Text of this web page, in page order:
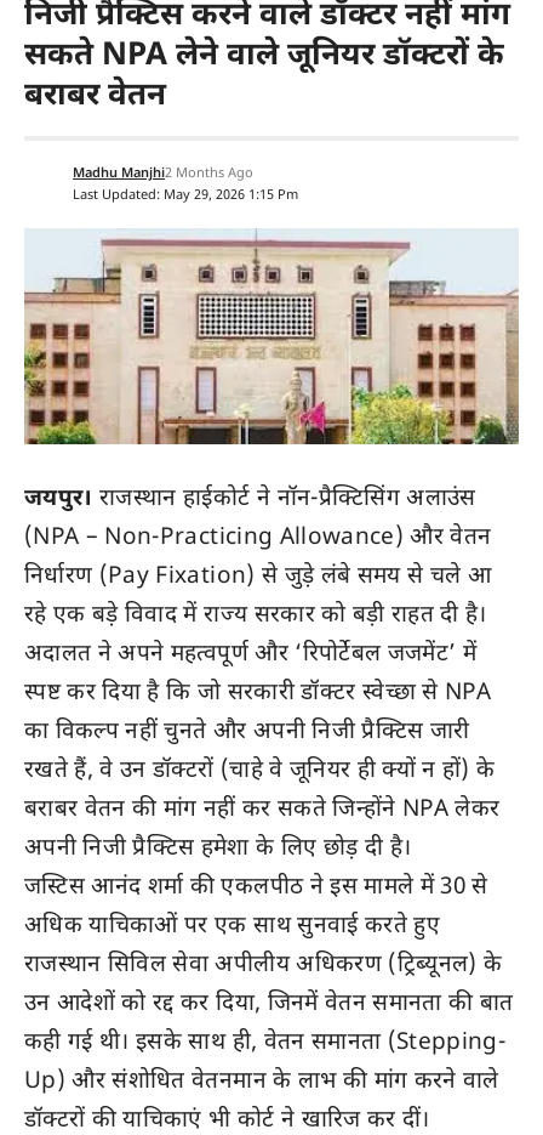
निजी प्रैक्टिस करने वाले डॉक्टर नहीं मांग
सकते NPA लेने वाले जूनियर डॉक्टरों के
बराबर वेतन
Last Updated: May 29, 2026 1:15 Pm
Madhu Manjhi2 Months Ago
जयपुर। राजस्थान हाईकोर्ट ने नॉन-प्रैक्टिसिंग अलाउंस
(NPA – Non-Practicing Allowance) और वेतन
निर्धारण (Pay Fixation) से जुड़े लंबे समय से चले आ
रहे एक बड़े विवाद में राज्य सरकार को बड़ी राहत दी है।
अदालत ने अपने महत्वपूर्ण और ‘रिपोर्टेबल जजमेंट’ में
स्पष्ट कर दिया है कि जो सरकारी डॉक्टर स्वेच्छा से NPA
का विकल्प नहीं चुनते और अपनी निजी प्रैक्टिस जारी
रखते हैं, वे उन डॉक्टरों (चाहे वे जूनियर ही क्यों न हों) के
बराबर वेतन की मांग नहीं कर सकते जिन्होंने NPA लेकर
अपनी निजी प्रैक्टिस हमेशा के लिए छोड़ दी है।
जस्टिस आनंद शर्मा की एकलपीठ ने इस मामले में 30 से
अधिक याचिकाओं पर एक साथ सुनवाई करते हुए
राजस्थान सिविल सेवा अपीलीय अधिकरण (ट्रिब्यूनल) के
उन आदेशों को रद्द कर दिया, जिनमें वेतन समानता की बात
कही गई थी। इसके साथ ही, वेतन समानता (Stepping-
Up) और संशोधित वेतनमान के लाभ की मांग करने वाले
डॉक्टरों की याचिकाएं भी कोर्ट ने खारिज कर दीं।